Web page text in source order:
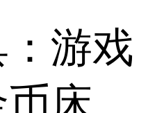
游戏